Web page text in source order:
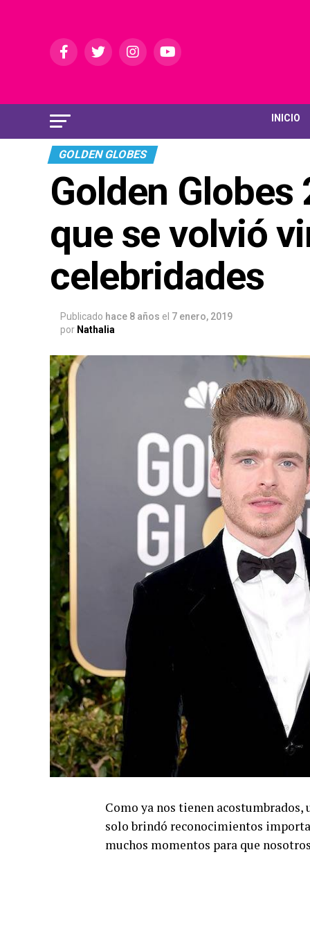
INICIO
GOLDEN GLOBES
Golden Globes
que se volvió
celebridades
Publicado hace 8 años el 7 enero, 2019
por Nathalia
Como ya nos tienen
solo brindó reconocimientos
muchos momentos para que